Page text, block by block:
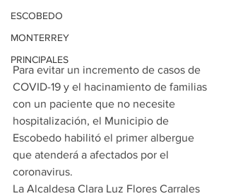
ESCOBEDO
MONTERREY
PRINCIPALES
Para evitar un incremento de casos de
COVID-19 y el hacinamiento de familias
con un paciente que no necesite
hospitalización, el Municipio de
Escobedo habilitó el primer albergue
que atenderá a afectados por el
coronavirus.
La Alcaldesa Clara Luz Flores Carrales